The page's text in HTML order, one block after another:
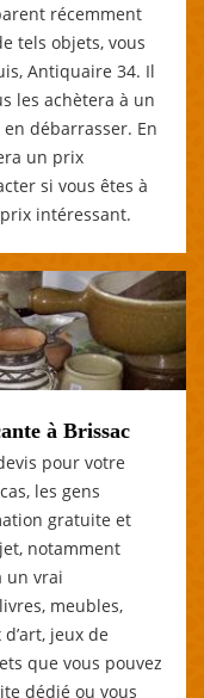
récemment
tels objets, vous
Antiquaire 34. Il
les achètera à un
débarrasser. En
un prix
si vous êtes à
intéressant.
à Brissac
pour votre
les gens
gratuite et
notamment
un vrai
meubles,
jeux de
que vous pouvez
dédié ou vous